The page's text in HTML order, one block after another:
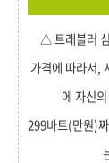
△ 트래블러
가격에 따라서,
에 자신
299바트(만원)